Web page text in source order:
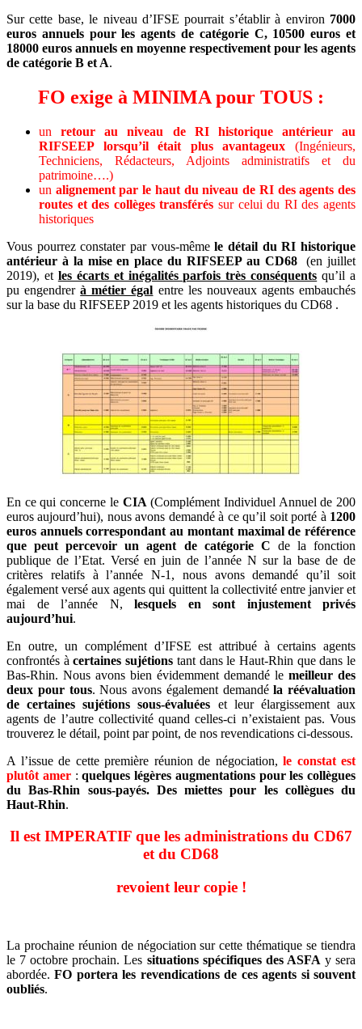
Sur cette base, le niveau d’IFSE pourrait s’établir à environ 7000
euros annuels pour les agents de catégorie C, 10500 euros et
18000 euros annuels en moyenne respectivement pour les agents
de catégorie B et A.
FO exige à MINIMA pour TOUS :
unretour au niveau de RI historique antérieur au
RIFSEEP lorsqu’il était plus avantageux (Ingénieurs,
Techniciens, Rédacteurs, Adjoints administratifs et du
patrimoine….)
un alignement par le haut du niveau de RI des agents des
routes et des collèges transférés sur celui du RI des agents
historiques
Vous pourrez constater par vous-mêmele détail du RI historique
antérieur à la mise en place du RIFSEEP au CD68(en juillet
2019), et les écarts et inégalités parfois très conséquents qu’il a
pu engendrerà métier égal entre les nouveaux agents embauchés
sur la base du RIFSEEP 2019 et les agents historiques du CD68 .
En ce qui concerne le CIA (Complément Individuel Annuel de 200
euros aujourd’hui), nous avons demandé à ce qu’il soit porté à 1200
euros annuels correspondant au montant maximal de référence
que peut percevoir un agent de catégorie C de la fonction
publique de l’Etat. Versé en juin de l’année N sur la base de de
critères relatifs à l’année N-1, nous avons demandé qu’il soit
également versé aux agents qui quittent la collectivité entre janvier et
mai de l’année N, lesquels en sont injustement privés
aujourd’hui.
En outre, un complément d’IFSE est attribué à certains agents
confrontés àcertaines sujétions tant dans le Haut-Rhin que dans le
Bas-Rhin. Nous avons bien évidemment demandé le meilleur des
deux pour tous. Nous avons également demandéla réévaluation
de certaines sujétions sous-évaluées et leur élargissement aux
agents de l’autre collectivité quand celles-ci n’existaient pas. Vous
trouverez le détail, point par point, de nos revendications ci-dessous.
A l’issue de cette première réunion de négociation, le constat est
plutôt amer:quelques légères augmentations pour les collègues
du Bas-Rhin sous-payés. Des miettes pour les collègues du
Haut-Rhin.
Il est IMPERATIF que les administrations du CD67
et du CD68
revoient leur copie !
La prochaine réunion de négociation sur cette thématique se tiendra
le 7 octobre prochain. Les situations spécifiques des ASFAy sera
abordée.FO portera les revendications de ces agents si souvent
oubliés.